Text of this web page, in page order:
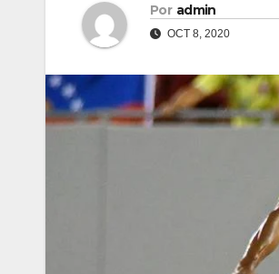
Por admin
OCT 8, 2020